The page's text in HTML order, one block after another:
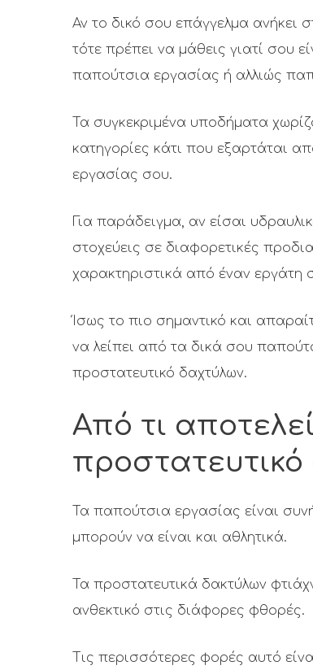
Αν το δικό σου επάγγελμα ανήκει
τότε πρέπει να μάθεις γιατί σου
παπούτσια εργασίας ή αλλιώς
Τα συγκεκριμένα υποδήματα
κατηγορίες κάτι που εξαρτάται
εργασίας σου.
Για παράδειγμα, αν είσαι
στοχεύεις σε διαφορετικές
χαρακτηριστικά από έναν εργάτη
Ίσως το πιο σημαντικό και
να λείπει από τα δικά σου
προστατευτικό δαχτύλων.
Από τι
Τα παπούτσια εργασίας είναι
μπορούν να είναι και αθλητικά.
Τα προστατευτικά δακτύλων
ανθεκτικό στις διάφορες φθορές.
Τις περισσότερες φορές αυτό